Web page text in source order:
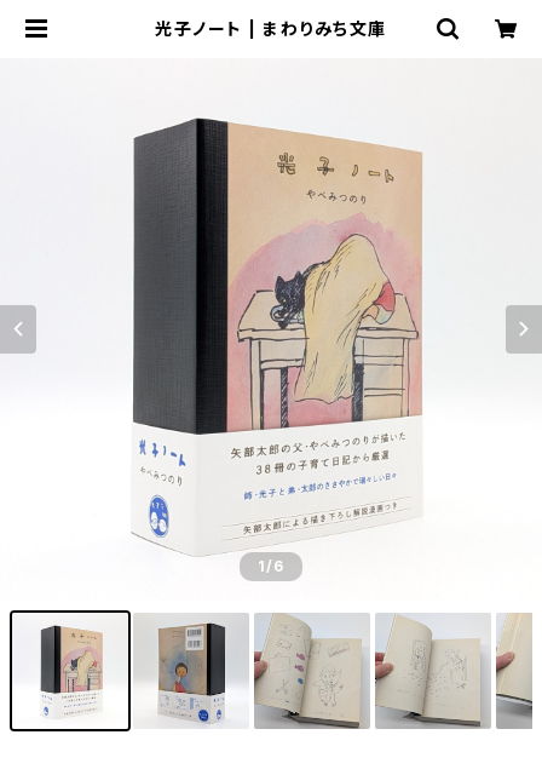
光子ノート | まわりみち文庫
1/6